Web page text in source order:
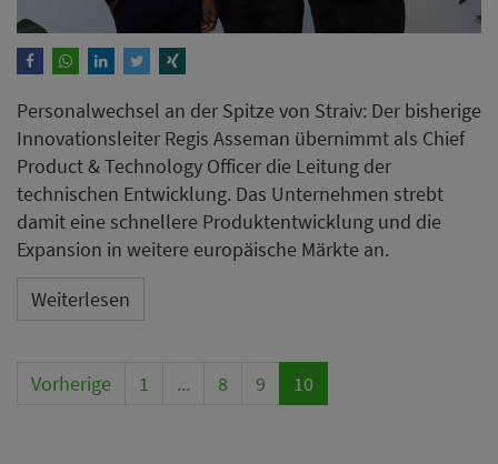
Personalwechsel an der Spitze von Straiv: Der bisherige
Innovationsleiter Regis Asseman übernimmt als Chief
Product & Technology Officer die Leitung der
technischen Entwicklung. Das Unternehmen strebt
damit eine schnellere Produktentwicklung und die
Expansion in weitere europäische Märkte an.
Weiterlesen
Vorherige 1 ... 8 9 10